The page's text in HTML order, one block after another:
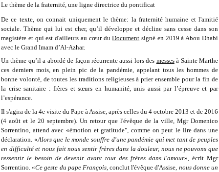
Le thème de la fraternité, une ligne directrice du pontificat
De ce texte, on connait uniquement le thème: la fraternité humaine et l'amitié
sociale. Thème qui lui est cher, qu’il développe et décline sans cesse dans son
magistère et qui est d'ailleurs au cœur duDocument signé en 2019 à Abou Dhabi
avec le Grand Imam d’Al-Azhar.
Un thème qu’il a abordé de façon récurrente aussi lors des messesà Sainte Marthe
ces derniers mois, en plein pic de la pandémie, appelant tous les hommes de
bonne volonté, de toutes les traditions religieuses à prier ensemble pour la fin de
la crise sanitaire : frères et sœurs en humanité, unis aussi par l’épreuve et par
l’espérance.
Il s'agira de la 4e visite du Pape à Assise, après celles du 4 octobre 2013 et de 2016
(4 août et le 20 septembre). Un retour que l'évêque de la ville, Mgr Domenico
Sorrentino, attend avec «émotion et gratitude", comme on peut le lire dans une
déclaration. «Alors que le monde souffre d'une pandémie qui met tant de peuples
en difficulté et nous fait nous sentir frères dans la douleur, nous ne pouvons que
ressentir le besoin de devenir avant tout des frères dans l'amour», écrit Mgr
Sorrentino. «Ce geste du pape François, conclut l'évêque d'Assise, nous donne un